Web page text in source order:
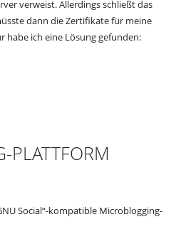
verweist. Allerdings schließt das
dann die Zertifikate für meine
habe ich eine Lösung gefunden:
PLATTFORM
Social“-kompatible Microblogging-